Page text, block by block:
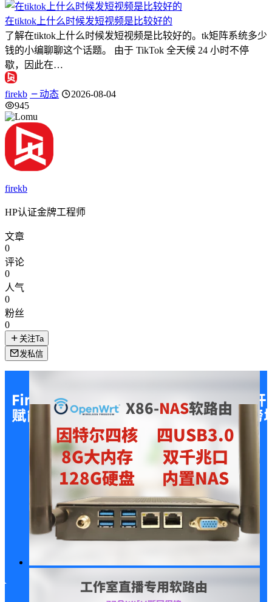
在tiktok上什么时候发短视频是比较好的
了解在tiktok上什么时候发短视频是比较好的。tk矩阵系统多少
钱的小编聊聊这个话题。 由于 TikTok 全天候 24 小时不停
歇，因此在…
firekb 动态
2026-08-04
945
firekb
HP认证金牌工程师
文章
0
评论
0
人气
0
粉丝
0
关注Ta
发私信